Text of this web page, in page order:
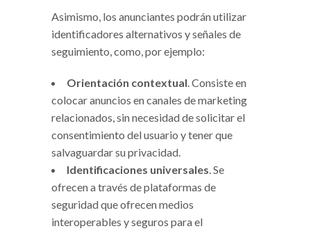
Asimismo, los anunciantes podrán utilizar
identificadores alternativos y señales de
seguimiento, como, por ejemplo:
Orientación contextual. Consiste en
colocar anuncios en canales de marketing
relacionados, sin necesidad de solicitar el
consentimiento del usuario y tener que
salvaguardar su privacidad.
Identificaciones universales. Se
ofrecen a través de plataformas de
seguridad que ofrecen medios
interoperables y seguros para el